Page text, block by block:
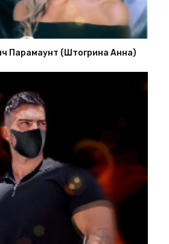
Парамаунт (Штогрина Анна)